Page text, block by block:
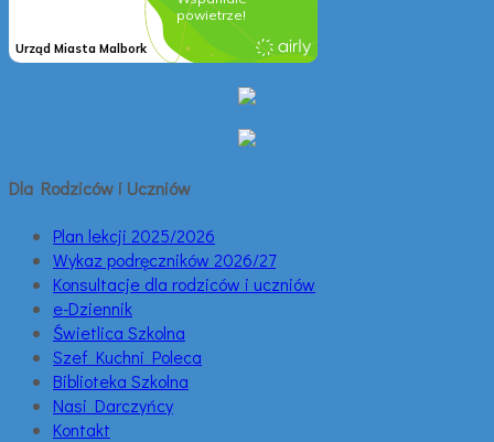
Dla Rodziców i Uczniów
Plan lekcji 2025/2026
Wykaz podręczników 2026/27
Konsultacje dla rodziców i uczniów
e-Dziennik
Świetlica Szkolna
Szef Kuchni Poleca
Biblioteka Szkolna
Nasi Darczyńcy
Kontakt